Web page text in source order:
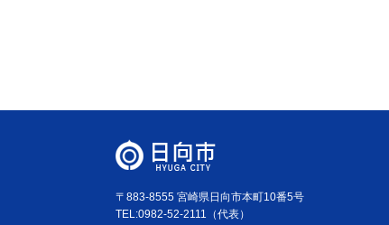
〒883-8555 宮崎県日向市本町10番5号
TEL:0982-52-2111（代表）